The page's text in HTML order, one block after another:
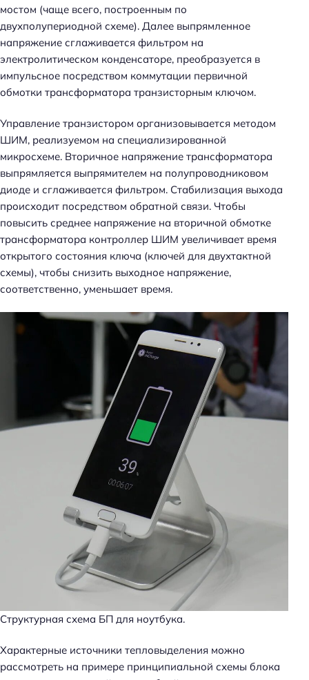
мостом (чаще всего, построенным по
двухполупериодной схеме). Далее выпрямленное
напряжение сглаживается фильтром на
электролитическом конденсаторе, преобразуется в
импульсное посредством коммутации первичной
обмотки трансформатора транзисторным ключом.
Управление транзистором организовывается методом
ШИМ, реализуемом на специализированной
микросхеме. Вторичное напряжение трансформатора
выпрямляется выпрямителем на полупроводниковом
диоде и сглаживается фильтром. Стабилизация выхода
происходит посредством обратной связи. Чтобы
повысить среднее напряжение на вторичной обмотке
трансформатора контроллер ШИМ увеличивает время
открытого состояния ключа (ключей для двухтактной
схемы), чтобы снизить выходное напряжение,
соответственно, уменьшает время.
Структурная схема БП для ноутбука.
Характерные источники тепловыделения можно
рассмотреть на примере принципиальной схемы блока